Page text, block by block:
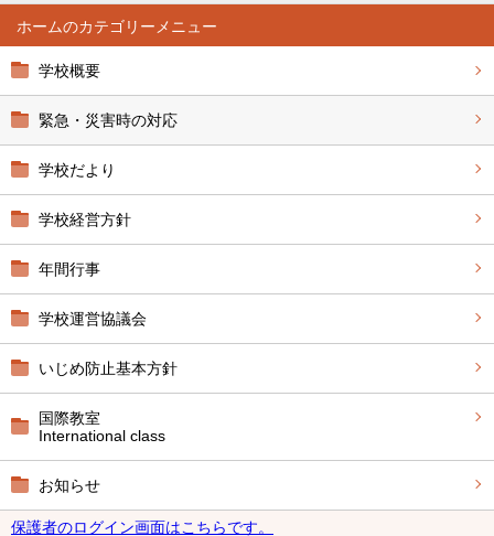
ホーム
学校概要
緊急・災害時の対応
学校だより
学校経営方針
年間行事
学校運営協議会
いじめ防止基本方針
国際教室
International class
お知らせ
保護者のログイン画面はこちらです。